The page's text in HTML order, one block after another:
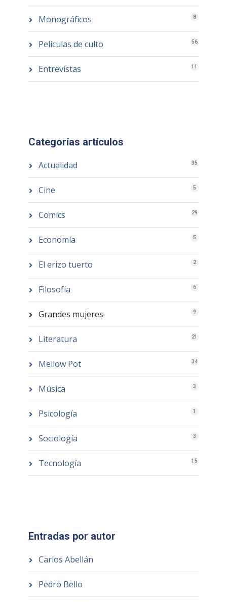
Monográficos 8
Películas de culto 56
Entrevistas 11
Categorías artículos
Actualidad 35
Cine 5
Comics 29
Economía 5
El erizo tuerto 2
Filosofía 6
Grandes mujeres 9
Literatura 21
Mellow Pot 34
Música 3
Psicología 1
Sociología 3
Tecnología 15
Entradas por autor
Carlos Abellán
Pedro Bello